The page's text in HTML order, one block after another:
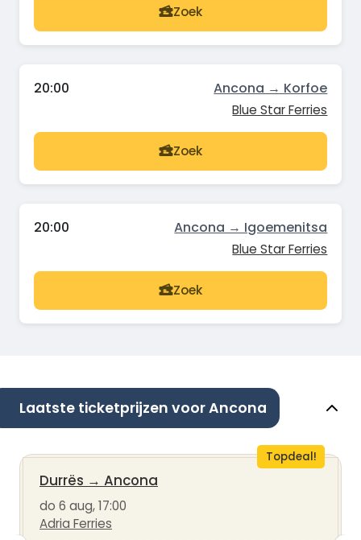
Zoek
20:00 Ancona → Korfoe
Blue Star Ferries
Zoek
20:00 Ancona → Igoemenitsa
Blue Star Ferries
Zoek
Laatste ticketprijzen voor Ancona
Topdeal!
Durrës → Ancona
do 6 aug, 17:00
Adria Ferries